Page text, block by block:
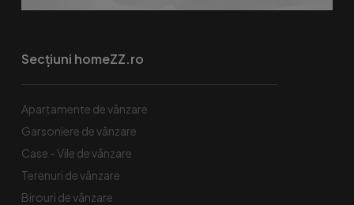
Secțiuni homeZZ.ro
Apartamente de vânzare
Garsoniere de vânzare
Case - Vile de vânzare
Terenuri de vânzare
Birouri de vânzare